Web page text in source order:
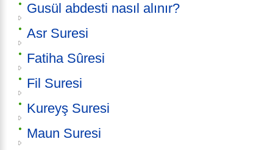
Gusül abdesti nasıl alınır?
Asr Suresi
Fatiha Sûresi
Fil Suresi
Kureyş Suresi
Maun Suresi